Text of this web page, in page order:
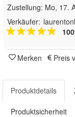
Zustellung: Mo, 17.
Verkäufer:
Merken Preis
Produktdetails
Produktsicherheit